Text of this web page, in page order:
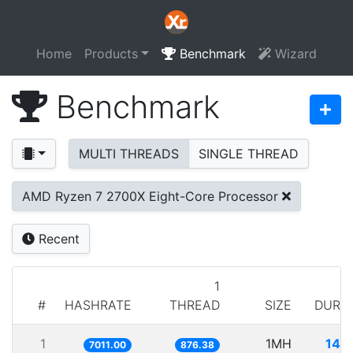
Home Products Benchmark Wizard
Benchmark
MULTI THREADS SINGLE THREAD
AMD Ryzen 7 2700X Eight-Core Processor
Recent
# HASHRATE
1
THREAD
SIZE
1 7011.00 876.38 1MH